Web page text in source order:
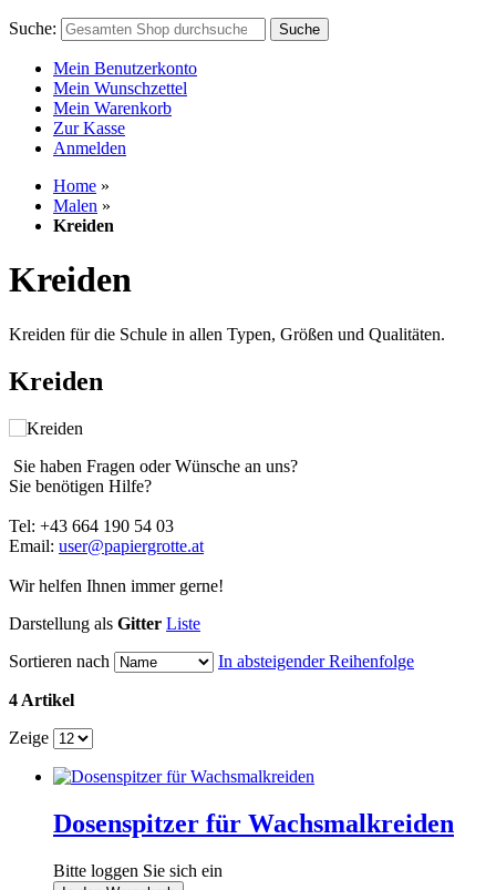
Suche: Suche
Mein Benutzerkonto
Mein Wunschzettel
Mein Warenkorb
Zur Kasse
Anmelden
Home »
Malen »
Kreiden
Kreiden
Kreiden für die Schule in allen Typen, Größen und Qualitäten.
Kreiden
Sie haben Fragen oder Wünsche an uns?
Sie benötigen Hilfe?
Tel: +43 664 190 54 03
Email: user@papiergrotte.at
Wir helfen Ihnen immer gerne!
Darstellung als Gitter Liste
Sortieren nach
In absteigender Reihenfolge
4 Artikel
Zeige
Dosenspitzer für Wachsmalkreiden
Bitte loggen Sie sich ein